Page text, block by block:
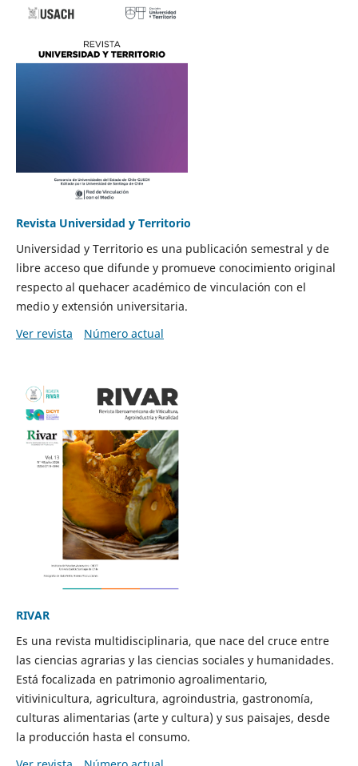
Revista Universidad y Territorio
Universidad y Territorio es una publicación semestral y de
libre acceso que difunde y promueve conocimiento original
respecto al quehacer académico de vinculación con el
medio y extensión universitaria.
Ver revista
Número actual
RIVAR
Es una revista multidisciplinaria, que nace del cruce entre
las ciencias agrarias y las ciencias sociales y humanidades.
Está focalizada en patrimonio agroalimentario,
vitivinicultura, agricultura, agroindustria, gastronomía,
culturas alimentarias (arte y cultura) y sus paisajes, desde
la producción hasta el consumo.